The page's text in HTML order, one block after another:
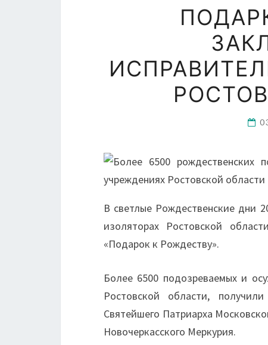
В светлые Рождественские дни
изоляторах Ростовской
«Подарок к Рождеству».
Более 6500 подозреваемых и
Ростовской области,
Святейшего Патриарха
Новочеркасского Меркурия.